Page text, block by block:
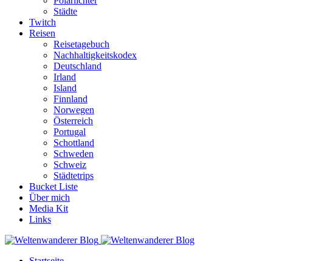
Städte
Twitch
Reisen
Reisetagebuch
Nachhaltigkeitskodex
Deutschland
Irland
Island
Finnland
Norwegen
Österreich
Portugal
Schottland
Schweden
Schweiz
Städtetrips
Bucket Liste
Über mich
Media Kit
Links